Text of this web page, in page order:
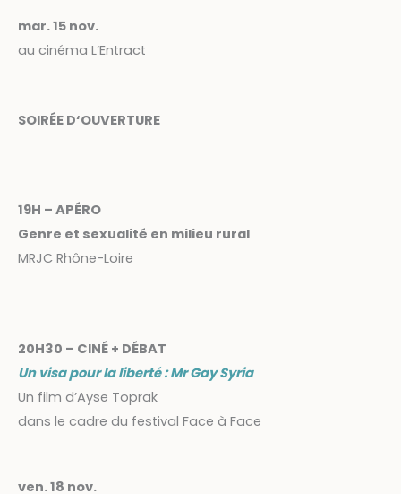
mar. 15 nov.
au cinéma L’Entract
SOIRÉE D‘OUVERTURE
19H – APÉRO
Genre et sexualité en milieu rural
MRJC Rhône-Loire
20H30 – CINÉ + DÉBAT
Un visa pour la liberté : Mr Gay Syria
Un film d’Ayse Toprak
dans le cadre du festival Face à Face
ven. 18 nov.